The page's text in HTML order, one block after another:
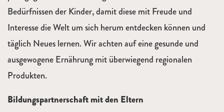
Bedürfnissen der Kinder, damit diese mit Freude und
Interesse die Welt um sich herum entdecken können und
täglich Neues lernen. Wir achten auf eine gesunde und
ausgewogene Ernährung mit überwiegend regionalen
Produkten.
Bildungspartnerschaft mit den Eltern